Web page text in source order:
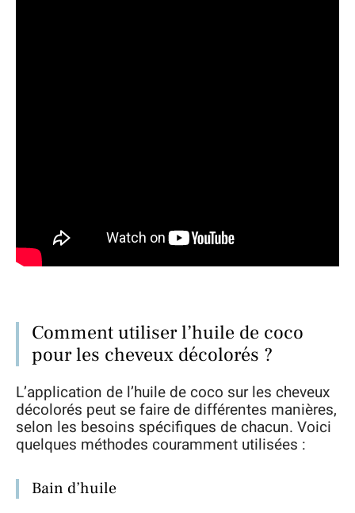
Comment utiliser l’huile de coco
pour les cheveux décolorés ?
L’application de l’huile de coco sur les cheveux
décolorés peut se faire de différentes manières,
selon les besoins spécifiques de chacun. Voici
quelques méthodes couramment utilisées :
Bain d’huile